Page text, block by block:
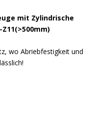
mit Zylindrische
wo Abriebfestigkeit und